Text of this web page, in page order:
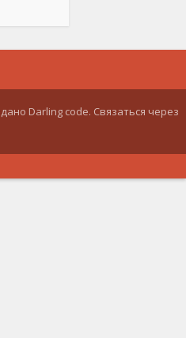
Darling code. Связаться через